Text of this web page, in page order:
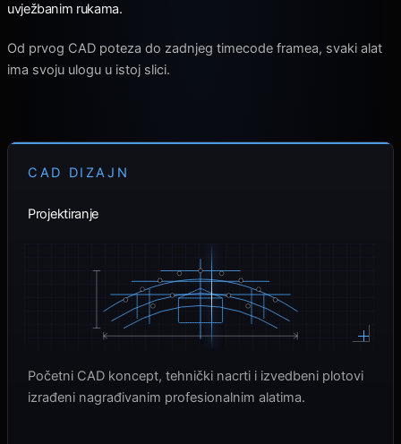
uvježbanim rukama.
Od prvog CAD poteza do zadnjeg timecode framea, svaki alat
ima svoju ulogu u istoj slici.
CAD DIZAJN
Projektiranje
Početni CAD koncept, tehnički nacrti i izvedbeni plotovi
izrađeni nagrađivanim profesionalnim alatima.